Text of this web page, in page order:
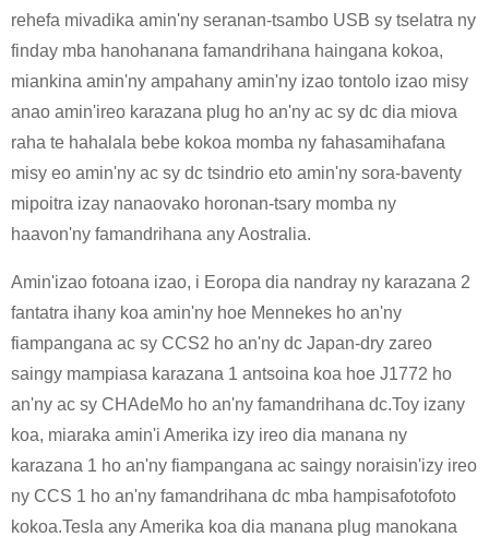
rehefa mivadika amin'ny seranan-tsambo USB sy tselatra ny
finday mba hanohanana famandrihana haingana kokoa,
miankina amin'ny ampahany amin'ny izao tontolo izao misy
anao amin'ireo karazana plug ho an'ny ac sy dc dia miova
raha te hahalala bebe kokoa momba ny fahasamihafana
misy eo amin'ny ac sy dc tsindrio eto amin'ny sora-baventy
mipoitra izay nanaovako horonan-tsary momba ny
haavon'ny famandrihana any Aostralia.
Amin'izao fotoana izao, i Eoropa dia nandray ny karazana 2
fantatra ihany koa amin'ny hoe Mennekes ho an'ny
fiampangana ac sy CCS2 ho an'ny dc Japan-dry zareo
saingy mampiasa karazana 1 antsoina koa hoe J1772 ho
an'ny ac sy CHAdeMo ho an'ny famandrihana dc.Toy izany
koa, miaraka amin'i Amerika izy ireo dia manana ny
karazana 1 ho an'ny fiampangana ac saingy noraisin'izy ireo
ny CCS 1 ho an'ny famandrihana dc mba hampisafotofoto
kokoa.Tesla any Amerika koa dia manana plug manokana